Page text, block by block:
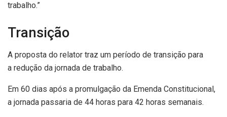
trabalho.”
Transição
A proposta do relator traz um período de transição para
a redução da jornada de trabalho.
Em 60 dias após a promulgação da Emenda Constitucional,
a jornada passaria de 44 horas para 42 horas semanais.